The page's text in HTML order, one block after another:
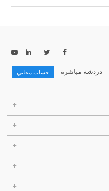
دردشة مباشرة حساب مجاني